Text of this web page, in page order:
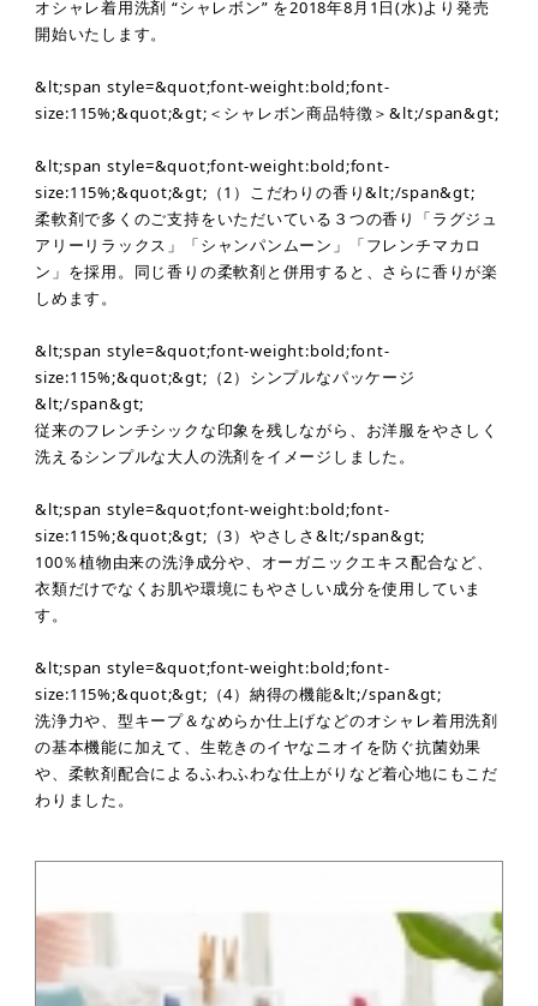
オシャレ着用洗剤 “シャレボン” を2018年8月1日(水)より発売
開始いたします。
&lt;span style=&quot;font-weight:bold;font-
size:115%;&quot;&gt;＜シャレボン商品特徴＞&lt;/span&gt;
&lt;span style=&quot;font-weight:bold;font-
size:115%;&quot;&gt;（1）こだわりの香り&lt;/span&gt;
柔軟剤で多くのご支持をいただいている３つの香り「ラグジュ
アリーリラックス」「シャンパンムーン」「フレンチマカロ
ン」を採用。同じ香りの柔軟剤と併用すると、さらに香りが楽
しめます。
&lt;span style=&quot;font-weight:bold;font-
size:115%;&quot;&gt;（2）シンプルなパッケージ
&lt;/span&gt;
従来のフレンチシックな印象を残しながら、お洋服をやさしく
洗えるシンプルな大人の洗剤をイメージしました。
&lt;span style=&quot;font-weight:bold;font-
size:115%;&quot;&gt;（3）やさしさ&lt;/span&gt;
100％植物由来の洗浄成分や、オーガニックエキス配合など、
衣類だけでなくお肌や環境にもやさしい成分を使用していま
す。
&lt;span style=&quot;font-weight:bold;font-
size:115%;&quot;&gt;（4）納得の機能&lt;/span&gt;
洗浄力や、型キープ＆なめらか仕上げなどのオシャレ着用洗剤
の基本機能に加えて、生乾きのイヤなニオイを防ぐ抗菌効果
や、柔軟剤配合によるふわふわな仕上がりなど着心地にもこだ
わりました。